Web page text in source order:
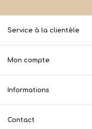
Service à la clientèle
Mon compte
Informations
Contact